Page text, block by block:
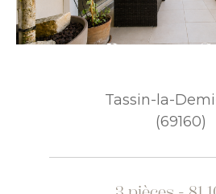
Tassin-la-
(69160)